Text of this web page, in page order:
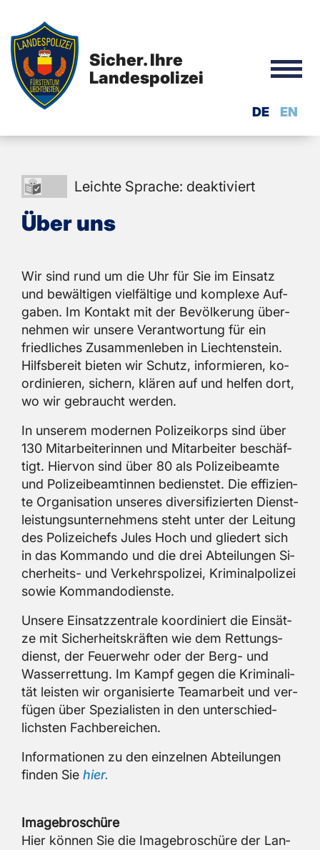
Sicher. Ihre
Landespolizei
DE EN
Leichte
Sprache:
deaktiviert
Leichte Sprache: deaktiviert
Über uns
Wir sind rund um die Uhr für Sie im Ein­satz
und be­wäl­ti­gen viel­fäl­ti­ge und kom­ple­xe Auf­
ga­ben. Im Kon­takt mit der Be­völ­ke­rung über­
neh­men wir un­se­re Ver­ant­wor­tung für ein
fried­li­ches Zu­sam­men­le­ben in Liech­ten­stein.
Hilfs­be­reit bie­ten wir Schutz, in­for­mie­ren, ko­
or­di­nie­ren, si­chern, klä­ren auf und hel­fen dort,
wo wir ge­braucht wer­den.
In un­se­rem mo­der­nen Po­li­zei­korps sind über
130 Mit­ar­bei­te­rin­nen und Mit­ar­bei­ter be­schäf­
tigt. Hier­von sind über 80 als Po­li­zei­be­am­te
und Po­li­zei­be­am­tin­nen be­diens­tet. Die ef­fi­zi­en­
te Or­ga­ni­sa­ti­on un­se­res di­ver­si­fi­zier­ten Dienst­
leis­tungs­un­ter­neh­mens steht unter der Lei­tung
des Po­li­zei­chefs Jules Hoch und glie­dert sich
in das Kom­man­do und die drei Ab­tei­lun­gen Si­
cher­heits- und Ver­kehrs­po­li­zei, Kri­mi­nal­po­li­zei
sowie Kom­man­do­diens­te.
Un­se­re Ein­satz­zen­tra­le ko­or­di­niert die Ein­sät­
ze mit Si­cher­heits­kräf­ten wie dem Ret­tungs­
dienst, der Feu­er­wehr oder der Berg- und
Was­ser­ret­tung. Im Kampf gegen die Kri­mi­na­li­
tät leis­ten wir or­ga­ni­sier­te Team­ar­beit und ver­
fü­gen über Spe­zia­lis­ten in den un­ter­schied­
lichs­ten Fach­be­rei­chen.
In­for­ma­tio­nen zu den ein­zel­nen Ab­tei­lun­gen
fin­den Sie hier.
Image­bro­schü­re
Hier kön­nen Sie die Image­bro­schü­re der Lan­